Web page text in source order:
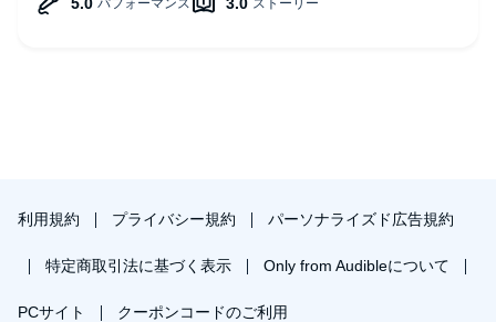
利用規約 プライバシー規約 パーソナライズド広告規約
特定商取引法に基づく表示 Only from Audibleについて
PCサイト クーポンコードのご利用